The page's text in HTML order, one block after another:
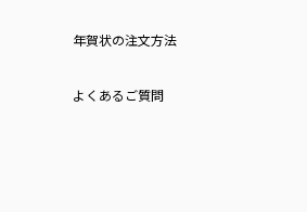
年賀状の注文方法
よくあるご質問